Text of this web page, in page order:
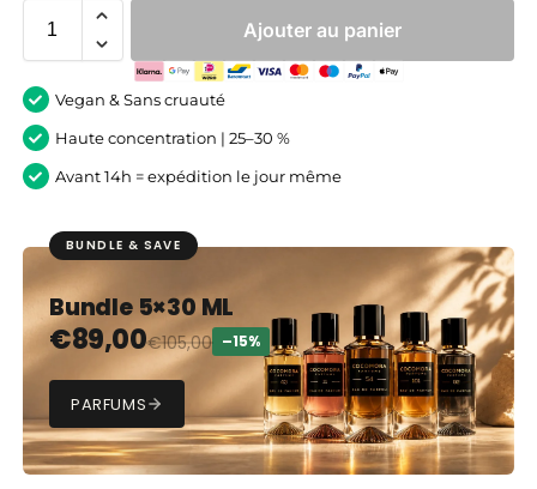
Ajouter au panier
Vegan & Sans cruauté
Haute concentration | 25–30 %
Avant 14h = expédition le jour même
BUNDLE & SAVE
Bundle 5×30 ML
€89,00€105,00 –15%
PARFUMS